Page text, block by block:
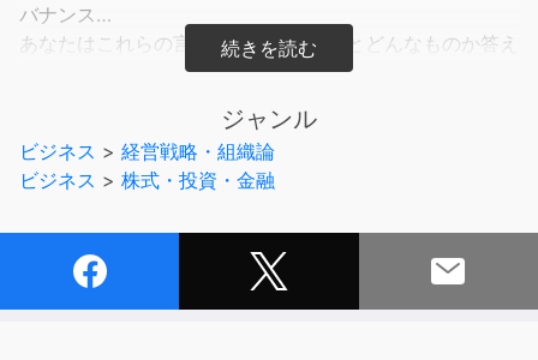
バナンス…
あなたはこれらの言葉を聞いて、パッとどんなものか答え
これからの時代は株式市場と向き合っていかなければなり
ません。
M&Aが次々に進み、変動していく社会の中で、企業はそ
しかし実際には、まだまだよくわからないという方も多い
ジャンル
ビジネス > 経営戦略・組織論
ビジネス > 株式・投資・金融